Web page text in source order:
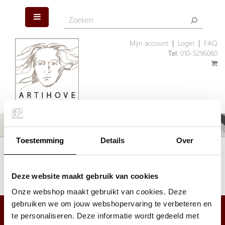
Toestemming Details Over
Deze website maakt gebruik van cookies
Onze webshop maakt gebruikt van cookies. Deze
gebruiken we om jouw webshopervaring te verbeteren en
te personaliseren. Deze informatie wordt gedeeld met
Mijn account| Login
FAQ
Tel: 010-5296060
Het artikel dat u zoekt is helaas niet meer aanwezig. Wellicht kunnen
Klik hier om ons assortiment geschenken te bekijken.